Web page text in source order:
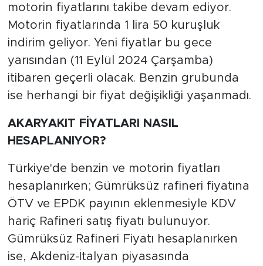
motorin fiyatlarını takibe devam ediyor.
Motorin fiyatlarında 1 lira 50 kuruşluk
indirim geliyor. Yeni fiyatlar bu gece
yarısından (11 Eylül 2024 Çarşamba)
itibaren geçerli olacak. Benzin grubunda
ise herhangi bir fiyat değişikliği yaşanmadı.
AKARYAKIT FİYATLARI NASIL
HESAPLANIYOR?
Türkiye'de benzin ve motorin fiyatları
hesaplanırken; Gümrüksüz rafineri fiyatına
ÖTV ve EPDK payının eklenmesiyle KDV
hariç Rafineri satış fiyatı bulunuyor.
Gümrüksüz Rafineri Fiyatı hesaplanırken
ise, Akdeniz-İtalyan piyasasında